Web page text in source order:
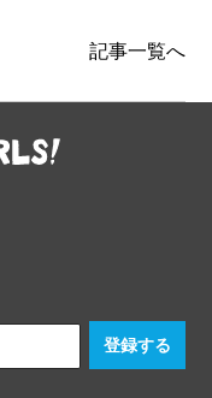
記事一覧へ
登録する